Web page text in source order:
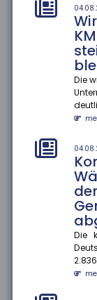
Die
Die
Die
mehr...
Ab
Bilder
mehr...
für
Ab